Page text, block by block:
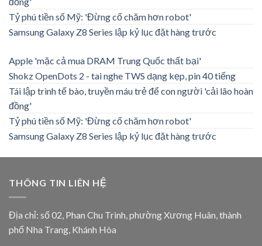
Tỷ phú tiền số Mỹ: 'Đừng cố chăm hơn robot'
Samsung Galaxy Z8 Series lập kỷ lục đặt hàng trước
Apple 'mặc cả mua DRAM Trung Quốc thất bại'
Shokz OpenDots 2 - tai nghe TWS dạng kẹp, pin 40 tiếng
Tái lập trình tế bào, truyền máu trẻ để con người 'cải lão hoàn
đồng'
Tỷ phú tiền số Mỹ: 'Đừng cố chăm hơn robot'
Samsung Galaxy Z8 Series lập kỷ lục đặt hàng trước
THÔNG TIN LIÊN HỆ
Địa chỉ: số 02, Phan Chu Trinh, phường Xương Huân, thành
phố Nha Trang, Khánh Hòa